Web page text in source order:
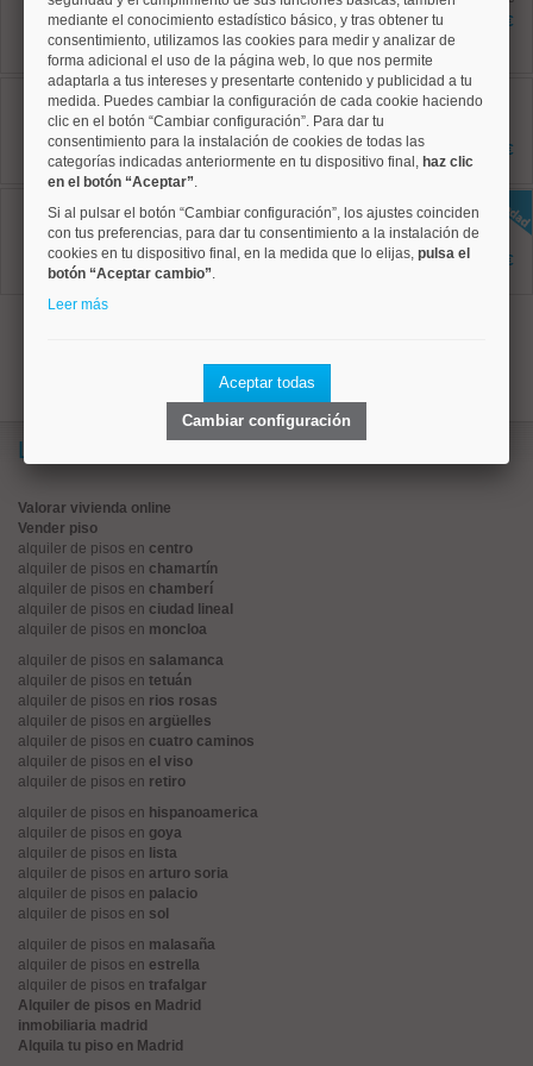
85 m²
3 dormitorios
2 baños
2.095 €
Tetuán, Castillejos
Ref: 50004801
75 m²
2 dormitorios
1 baños
1.650 €
Ref: 50004828
90 m²
2 dormitorios
1 baños
1.550 €
Lo más buscado
Valorar vivienda online
Vender piso
alquiler de pisos en centro
alquiler de pisos en chamartín
alquiler de pisos en chamberí
alquiler de pisos en ciudad lineal
alquiler de pisos en moncloa
alquiler de pisos en salamanca
alquiler de pisos en tetuán
alquiler de pisos en rios rosas
alquiler de pisos en argüelles
alquiler de pisos en cuatro caminos
alquiler de pisos en el viso
alquiler de pisos en retiro
alquiler de pisos en hispanoamerica
alquiler de pisos en goya
alquiler de pisos en lista
alquiler de pisos en arturo soria
alquiler de pisos en palacio
alquiler de pisos en sol
alquiler de pisos en malasaña
alquiler de pisos en estrella
alquiler de pisos en trafalgar
Alquiler de pisos en Madrid
inmobiliaria madrid
Alquila tu piso en Madrid
mediante el conocimiento estadístico básico, y tras obtener tu
consentimiento, utilizamos las cookies para medir y analizar de
forma adicional el uso de la página web, lo que nos permite
adaptarla a tus intereses y presentarte contenido y publicidad a tu
medida. Puedes cambiar la configuración de cada cookie haciendo
clic en el botón “Cambiar configuración”. Para dar tu
consentimiento para la instalación de cookies de todas las
categorías indicadas anteriormente en tu dispositivo final, haz clic
en el botón “Aceptar”.
Si al pulsar el botón “Cambiar configuración”, los ajustes coinciden
con tus preferencias, para dar tu consentimiento a la instalación de
cookies en tu dispositivo final, en la medida que lo elijas, pulsa el
botón “Aceptar cambio”.
Leer más
Aceptar todas
Cambiar configuración